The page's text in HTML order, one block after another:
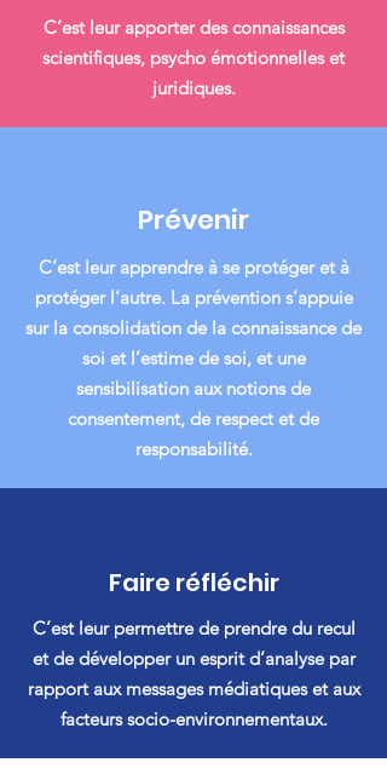
C’est leur apporter des connaissances
scientifiques, psycho émotionnelles et
juridiques.
Prévenir
C’est leur apprendre à se protéger et à
protéger l’autre. La prévention s’appuie
sur la consolidation de la connaissance de
soi et l’estime de soi, et une
sensibilisation aux notions de
consentement, de respect et de
responsabilité.
Faire réfléchir
C’est leur permettre de prendre du recul
et de développer un esprit d’analyse par
rapport aux messages médiatiques et aux
facteurs socio-environnementaux.